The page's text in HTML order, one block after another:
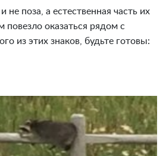
не поза, а естественная часть их
оказаться рядом с
из этих знаков, будьте готовы: